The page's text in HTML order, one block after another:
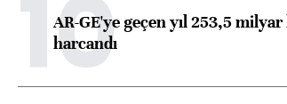
10
AR-GE'ye geçen yıl 253,5
harcandı